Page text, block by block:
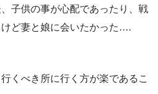
子供の事が心配であったり、戦
ど妻と娘に会いたかった….
くべき所に行く方が楽であるこ